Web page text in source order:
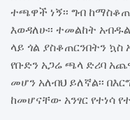
ተጫዋች ነኝ፡፡ ግብ
እወዳለሁ፡፡ ተመልከት
ላይ ጎል ያስቆጠርንበትን ኳስ
የቡድን አጋሬ ጫላ ድሪባ
መሆን አለብህ ይለኛል፡፡
ከመሆናቸው አንፃር የተነሳ